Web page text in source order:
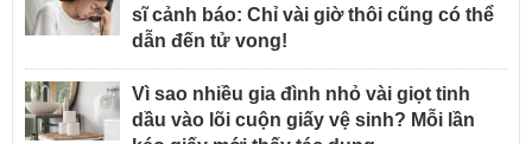
sĩ cảnh báo: Chỉ vài giờ thôi cũng có thể
dẫn đến tử vong!
Vì sao nhiều gia đình nhỏ vài giọt tinh
dầu vào lõi cuộn giấy vệ sinh? Mỗi lần